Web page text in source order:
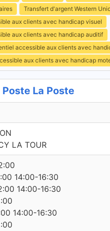
Transfert d'argent Western
aux clients avec handicap visuel
aux clients avec handicap auditif
accessible aux clients avec
aux clients avec handicap
Poste La Poste
LA TOUR
14:00-16:30
14:00-16:30
14:00-16:30